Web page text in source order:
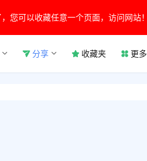
您可以收藏任意一个页面，访问网站！
分享 收藏夹 更多